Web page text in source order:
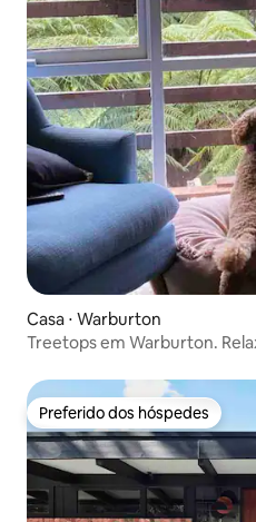
Casa ⋅ Warburton
Treetops em Warburton.
Preferido dos hóspedes
Preferido dos hóspedes